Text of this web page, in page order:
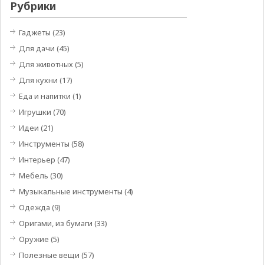
Рубрики
Гаджеты (23)
Для дачи (45)
Для животных(5)
Для кухни (17)
Еда и напитки (1)
Игрушки (70)
Идеи (21)
Инструменты (58)
Интерьер (47)
Мебель (30)
Музыкальные инструменты (4)
Одежда (9)
Оригами, из бумаги (33)
Оружие (5)
Полезные вещи (57)